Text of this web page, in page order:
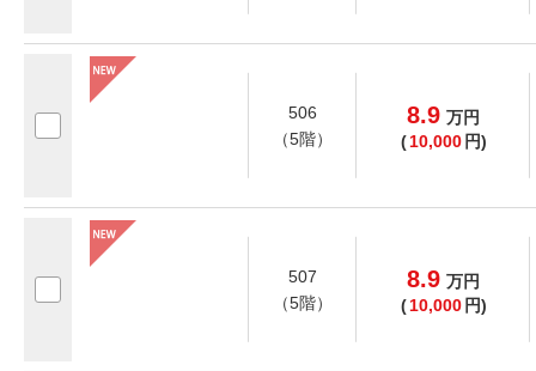
506
（5階）
8.9 万円
( 10,000 円)
507
（5階）
8.9 万円
( 10,000 円)